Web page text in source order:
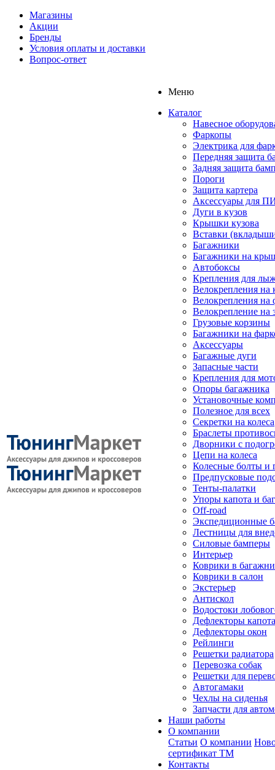
Магазины
Акции
Бренды
Условия оплаты и доставки
Вопрос-ответ
Меню
Каталог
Навесное
Фаркопы
Электрика для
Передняя защита
Задняя защита
Пороги
Защита картера
Аксессуары для
Дуги в кузов
Крышки кузова
Вставки
Багажники
Багажники на
Автобоксы
Крепления для
Велокрепления
Велокрепления на
Велокрепление на
Грузовые корзины
Багажники на
Аксессуары
Багажные дуги
Запасные части
Крепления для
Опоры багажника
Установочные
Полезное для всех
Секретки на колеса
Браслеты
Дворники с
Цепи на колеса
Колесные болты и
Предпусковые
Тенты-палатки
Упоры капота и
Off-road
Экспедиционные
Лестницы для
Силовые бамперы
Интерьер
Коврики в
Коврики в салон
Экстерьер
Антискол
Водостоки
Дефлекторы капота
Дефлекторы окон
Рейлинги
Решетки радиатора
Перевозка собак
Решетки для
Автогамаки
Чехлы на сиденья
Запчасти для
Наши работы
О компании
Статьи О компании
сертификат ТМ
Контакты